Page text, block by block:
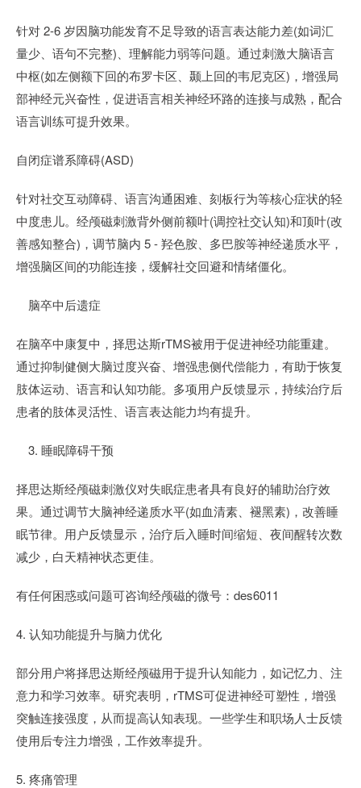
针对 2-6 岁因脑功能发育不足导致的语言表达能力差(如词汇
量少、语句不完整)、理解能力弱等问题。通过刺激大脑语言
中枢(如左侧额下回的布罗卡区、颞上回的韦尼克区)，增强局
部神经元兴奋性，促进语言相关神经环路的连接与成熟，配合
语言训练可提升效果。
自闭症谱系障碍(ASD)
针对社交互动障碍、语言沟通困难、刻板行为等核心症状的轻
中度患儿。经颅磁刺激背外侧前额叶(调控社交认知)和顶叶(改
善感知整合)，调节脑内 5 - 羟色胺、多巴胺等神经递质水平，
增强脑区间的功能连接，缓解社交回避和情绪僵化。
脑卒中后遗症
在脑卒中康复中，择思达斯rTMS被用于促进神经功能重建。
通过抑制健侧大脑过度兴奋、增强患侧代偿能力，有助于恢复
肢体运动、语言和认知功能。多项用户反馈显示，持续治疗后
患者的肢体灵活性、语言表达能力均有提升。
3. 睡眠障碍干预
择思达斯经颅磁刺激仪对失眠症患者具有良好的辅助治疗效
果。通过调节大脑神经递质水平(如血清素、褪黑素)，改善睡
眠节律。用户反馈显示，治疗后入睡时间缩短、夜间醒转次数
减少，白天精神状态更佳。
有任何困惑或问题可咨询经颅磁的微号：des6011
4. 认知功能提升与脑力优化
部分用户将择思达斯经颅磁用于提升认知能力，如记忆力、注
意力和学习效率。研究表明，rTMS可促进神经可塑性，增强
突触连接强度，从而提高认知表现。一些学生和职场人士反馈
使用后专注力增强，工作效率提升。
5. 疼痛管理